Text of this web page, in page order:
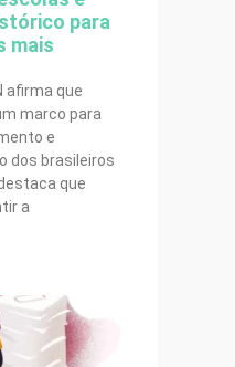
para
mais
afirma que
marco para
e
dos brasileiros
que
a